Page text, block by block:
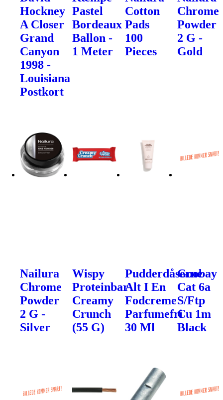
Hockney
A Closer
Grand
Canyon
1998 -
Louisiana
Postkort
Pastel
Bordeaux
Ballon -
1 Meter
Cotton
Pads
100
Pieces
Chrome
Powder
2 G -
Gold
Nailura
Chrome
Powder
2 G -
Silver
Wispy
Proteinbar
Creamy
Crunch
(55 G)
Pudderdåserne
Alt I En
Fodcreme
Parfumefri
30 Ml
Goobay
Cat 6a
S/Ftp
Cu 1m
Black